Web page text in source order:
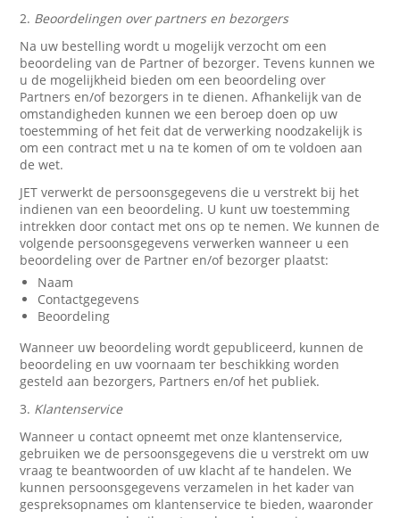
2. Beoordelingen over partners en bezorgers
Na uw bestelling wordt u mogelijk verzocht om een
beoordeling van de Partner of bezorger. Tevens kunnen we
u de mogelijkheid bieden om een beoordeling over
Partners en/of bezorgers in te dienen. Afhankelijk van de
omstandigheden kunnen we een beroep doen op uw
toestemming of het feit dat de verwerking noodzakelijk is
om een contract met u na te komen of om te voldoen aan
de wet.
JET verwerkt de persoonsgegevens die u verstrekt bij het
indienen van een beoordeling. U kunt uw toestemming
intrekken door contact met ons op te nemen. We kunnen de
volgende persoonsgegevens verwerken wanneer u een
beoordeling over de Partner en/of bezorger plaatst:
Naam
Contactgegevens
Beoordeling
Wanneer uw beoordeling wordt gepubliceerd, kunnen de
beoordeling en uw voornaam ter beschikking worden
gesteld aan bezorgers, Partners en/of het publiek.
3. Klantenservice
Wanneer u contact opneemt met onze klantenservice,
gebruiken we de persoonsgegevens die u verstrekt om uw
vraag te beantwoorden of uw klacht af te handelen. We
kunnen persoonsgegevens verzamelen in het kader van
gespreksopnames om klantenservice te bieden, waaronder